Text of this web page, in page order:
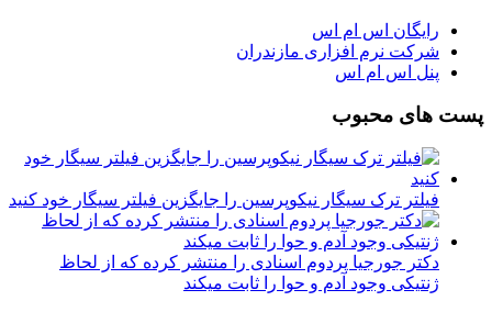
رایگان اس ام اس
شرکت نرم افزاری مازندران
پنل اس ام اس
پست های محبوب
فیلتر ترک سیگار نیکوپرسین را جایگزین فیلتر سیگار خود کنید
دکتر جورجیا پردوم اسنادی را منتشر کرده که از لحاظ
ژنتیکی وجود آدم و حوا را ثابت میکند